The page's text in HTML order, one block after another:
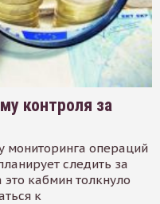
контроля за
мониторинга операций
следить за
кабмин толкнуло
к